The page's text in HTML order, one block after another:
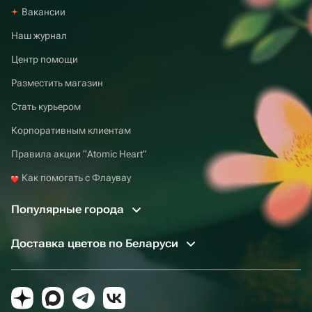
Вакансии
Наш журнал
Центр помощи
Разместить магазин
Стать курьером
Корпоративным клиентам
Правила акции “Atomic Heart”
Как помогать с Флаувау
Популярные города
Доставка цветов по Беларуси